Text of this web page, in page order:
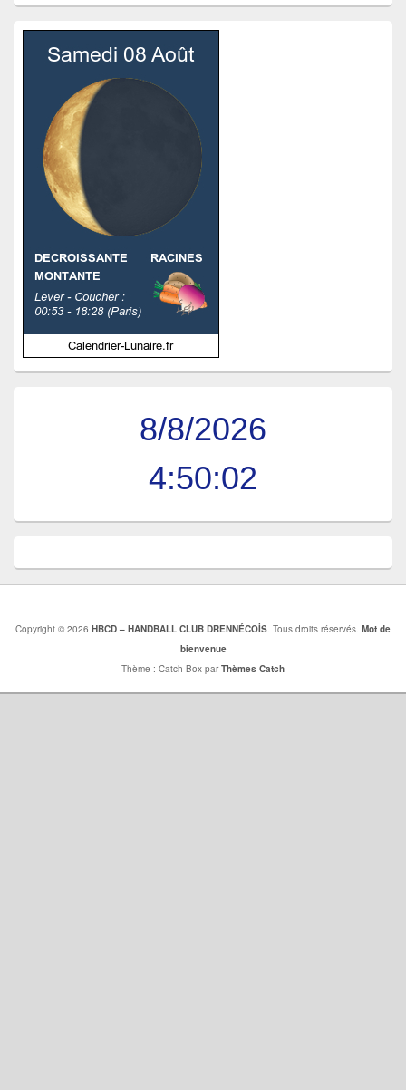
8/8/2026
4:50:03
Copyright © 2026 HBCD – HANDBALL CLUB DRENNÉCOİS. Tous droits réservés. Mot de
bienvenue
Thème : Catch Box parThèmes Catch